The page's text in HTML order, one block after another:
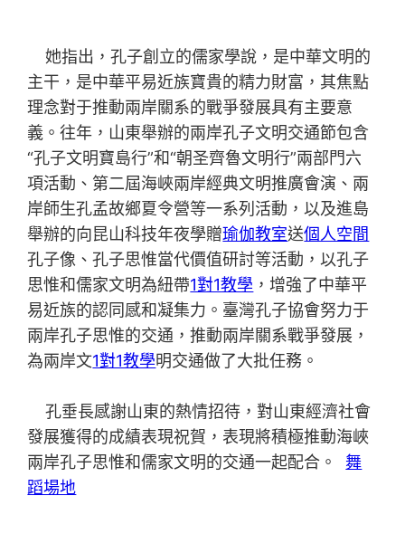
她指出，孔子創立的儒家學說，是中華文明的
主干，是中華平易近族寶貴的精力財富，其焦點
理念對于推動兩岸關系的戰爭發展具有主要意
義。往年，山東舉辦的兩岸孔子文明交通節包含
“孔子文明寶島行”和“朝圣齊魯文明行”兩部門六
項活動、第二屆海峽兩岸經典文明推廣會演、兩
岸師生孔孟故鄉夏令營等一系列活動，以及進島
舉辦的向昆山科技年夜學贈瑜伽教室送個人空間
孔子像、孔子思惟當代價值研討等活動，以孔子
思惟和儒家文明為紐帶1對1教學 ，增強了中華平
易近族的認同感和凝集力。臺灣孔子協會努力于
兩岸孔子思惟的交通，推動兩岸關系戰爭發展，
為兩岸文1對1教學明交通做了大批任務。
孔垂長感謝山東的熱情招待，對山東經濟社會
發展獲得的成績表現祝賀，表現將積極推動海峽
兩岸孔子思惟和儒家文明的交通一起配合。 舞
蹈場地